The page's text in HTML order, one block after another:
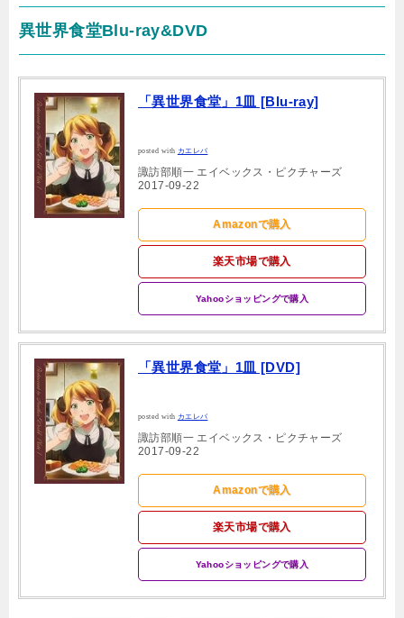
異世界食堂Blu-ray&DVD
「異世界食堂」1皿 [Blu-ray]
posted with カエレバ
諏訪部順一 エイベックス・ピクチャーズ
2017-09-22
Amazonで購入
楽天市場で購入
Yahooショッピングで購入
「異世界食堂」1皿 [DVD]
posted with カエレバ
諏訪部順一 エイベックス・ピクチャーズ
2017-09-22
Amazonで購入
楽天市場で購入
Yahooショッピングで購入